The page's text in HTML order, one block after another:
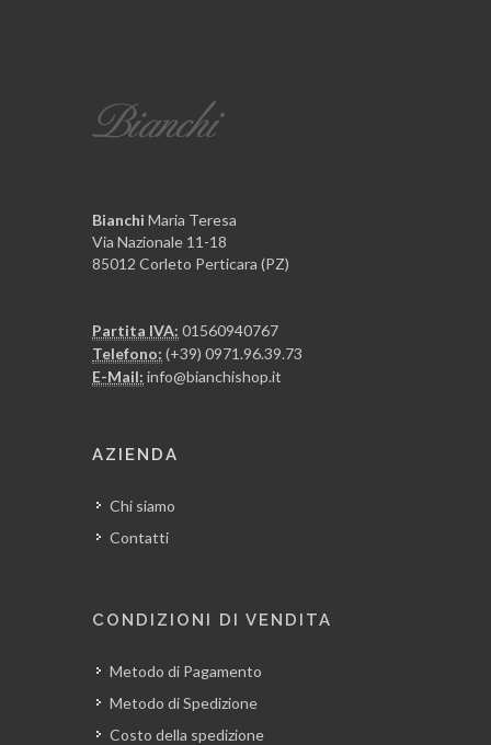
Bianchi Maria Teresa
Via Nazionale 11-18
85012 Corleto Perticara (PZ)
Partita IVA: 01560940767
Telefono: (+39) 0971.96.39.73
E-Mail: info@bianchishop.it
AZIENDA
Chi siamo
Contatti
CONDIZIONI DI VENDITA
Metodo di Pagamento
Metodo di Spedizione
Costo della spedizione